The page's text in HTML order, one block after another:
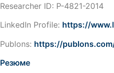
Researcher ID: P-4821-2014
LinkedIn Profile: https://
Publons: https://
Резюме